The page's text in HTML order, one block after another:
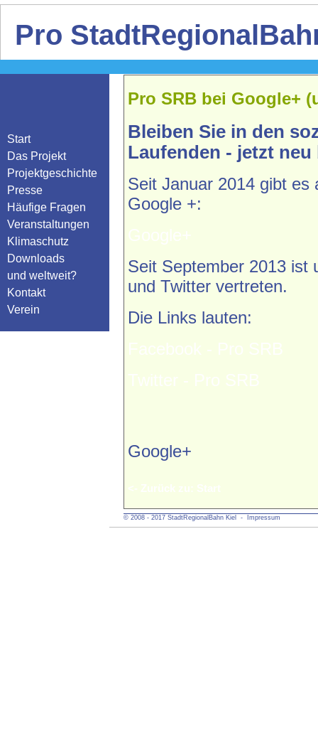
Pro
Start
Das Projekt
Projektgeschichte
Presse
Häufige Fragen
Veranstaltungen
Klimaschutz
Downloads
und weltweit?
Kontakt
Verein
Pro SRB bei Google+
Bleiben Sie in den
Laufenden - jetzt neu
Seit Januar 2014 gibt es
Google +:
Google+
Seit September 2013 ist
und Twitter vertreten.
Die Links lauten:
Facebook - Pro SRB
Twitter - Pro SRB
Google+
<- Zurück zu: Start
© 2008 - 2017 StadtRegionalBahn Kiel - Impressum